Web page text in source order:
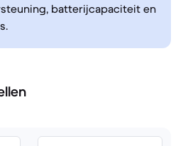
batterijcapaciteit en